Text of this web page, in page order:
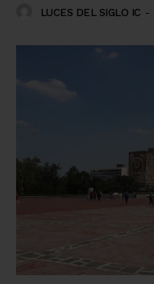
LUCES DEL SIGLO IC -